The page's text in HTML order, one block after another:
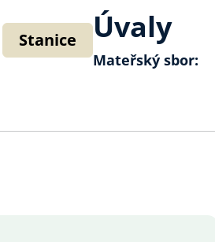
Stanice Úvaly
Mateřský sbor: